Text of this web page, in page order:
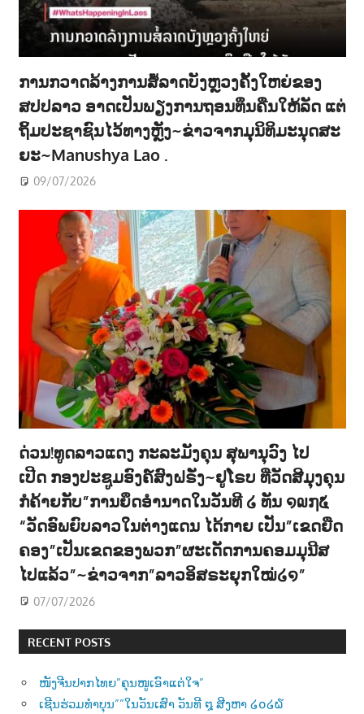
ການກວາດລ້າງການສໍ້ລາດບັງຫຼວງຄັ້ງໃຫຍ່ຂອງ
ສປປລາວ ອາດເປັນພຽງການຖອນທຶນຄືນໃຫ້ລັດ ແຕ່
ຖິ້ມປະຊາຊົນໄວ້ທາງຫຼັງ~ຂ່າວຈາກມຸນິທິມະນຸດສະ
ຍະ~Manushya Lao .
09/07/2026
ດ່ວນ!ທູດລາວແດງ ກະລະມັງຄຸນ ສຸພານຸວົງ ໄປ
ເປີດ ກອງປະຊູມອົງຄ໌ສົງຝຣັ່ງ~ຢູໂຣບ ທີ່ວັດສີມຸງຄຸນ
ກໍຄ້າຍກັບ”ການຍຶດອຳນາດໃນວັນທີ ໒ ທັນ ໑໙໗໕
“ວັດອົພຍົບລາວໃນຕ່າງແດນ ໄດ້ກາຍ ເປັນ”ເຂດຍືດ
ຄອງ”ເປັນເຂດຂອງພວກ”ຜະເດັດການຄອມມຸນີສ
ໄປແລ້ວ”~ຂ່າວຈາກ”ລາວອິສຣະຍຸກໃໝ່໒໑”
07/07/2026
RECENT POSTS
ໜັງຈີນປາກໄທຍ”ຄຸນໜູເອົາແຕ່ໃຈ”
ເຊີນຮ່ວມທຳບຸນ””ໃນວັນເສົາ ວັນທີ ໘ ສີງຫາ ໒໐໒໖